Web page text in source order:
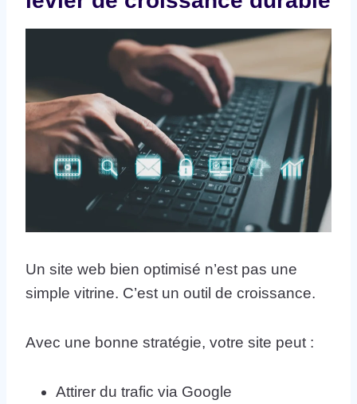
Un site web bien optimisé n’est pas une
simple vitrine. C’est un outil de croissance.
Avec une bonne stratégie, votre site peut :
Attirer du trafic via Google